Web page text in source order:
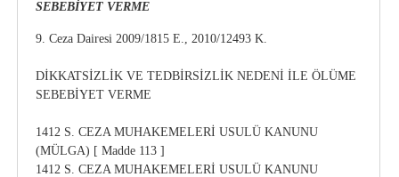
SEBEBİYET VERME
9. Ceza Dairesi 2009/1815 E., 2010/12493 K.
DİKKATSİZLİK VE TEDBİRSİZLİK NEDENİ İLE ÖLÜME
SEBEBİYET VERME
1412 S. CEZA MUHAKEMELERİ USULÜ KANUNU
(MÜLGA) [ Madde 113 ]
1412 S. CEZA MUHAKEMELERİ USULÜ KANUNU